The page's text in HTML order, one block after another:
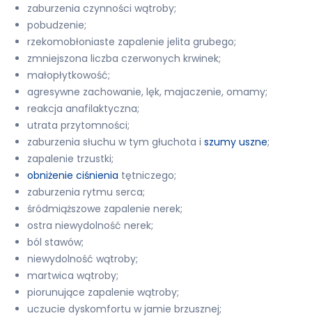
zaburzenia czynności wątroby;
pobudzenie;
rzekomobłoniaste zapalenie jelita grubego;
zmniejszona liczba czerwonych krwinek;
małopłytkowość;
agresywne zachowanie, lęk, majaczenie, omamy;
reakcja anafilaktyczna;
utrata przytomności;
zaburzenia słuchu w tym głuchota i szumy uszne;
zapalenie trzustki;
obniżenie ciśnienia tętniczego;
zaburzenia rytmu serca;
śródmiąższowe zapalenie nerek;
ostra niewydolność nerek;
ból stawów;
niewydolność wątroby;
martwica wątroby;
piorunujące zapalenie wątroby;
uczucie dyskomfortu w jamie brzusznej;